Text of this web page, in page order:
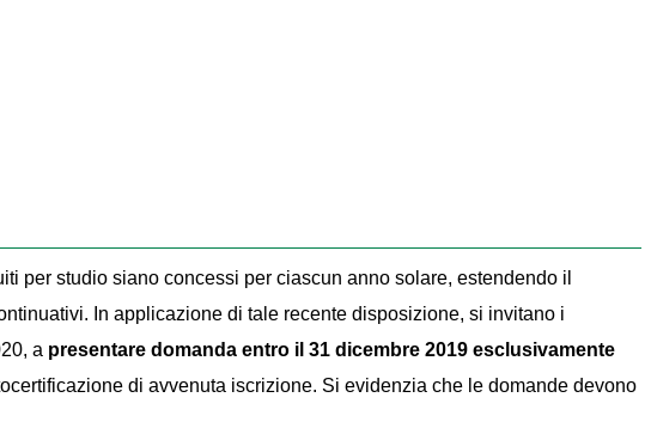
per studio siano concessi per ciascun anno solare, estendendo il
In applicazione di tale recente disposizione, si invitano i
a presentare domanda entro il 31 dicembre 2019 esclusivamente
di avvenuta iscrizione. Si evidenzia che le domande devono